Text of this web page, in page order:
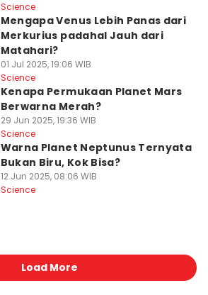
Science
Mengapa Venus Lebih Panas dari
Merkurius padahal Jauh dari
Matahari?
01 Jul 2025, 19:06 WIB
Science
Kenapa Permukaan Planet Mars
Berwarna Merah?
29 Jun 2025, 19:36 WIB
Science
Warna Planet Neptunus Ternyata
Bukan Biru, Kok Bisa?
12 Jun 2025, 08:06 WIB
Science
Load More